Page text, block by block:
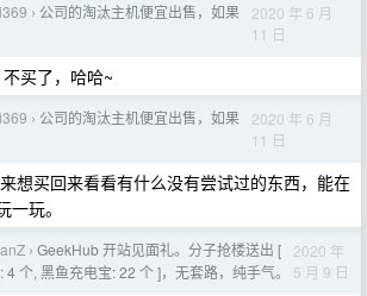
› 公司的淘汰主机便宜出售，如果
2020 年 6 月
11 日
买了，哈哈~
› 公司的淘汰主机便宜出售，如果
2020 年 6 月
11 日
想买回来看看有什么没有尝试过的东西，能在
玩。
› GeekHub 开站见面礼。分子抢楼送出 [
个, 黑鱼充电宝: 22 个 ]，无套路，纯手气。
2020 年
5 月 9 日